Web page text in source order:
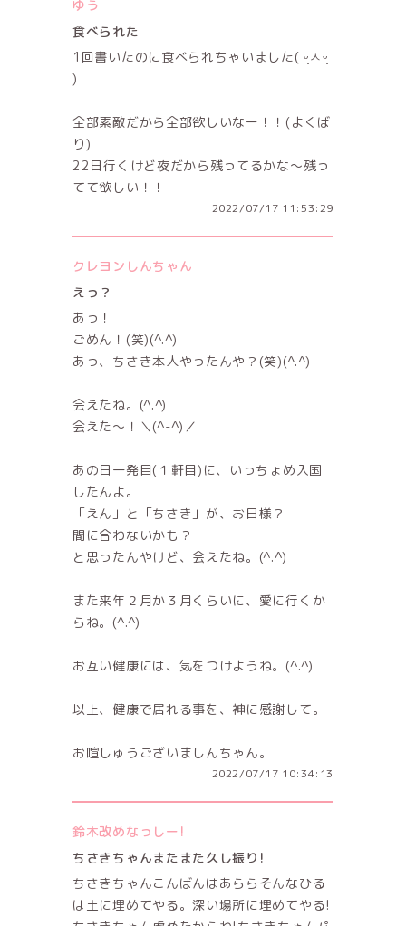
ゆう
食べられた
1回書いたのに食べられちゃいました( ᵕ̩̩ㅅᵕ̩̩
)
全部素敵だから全部欲しいなー！！(よくば
り)
22日行くけど夜だから残ってるかな〜残っ
てて欲しい！！
2022/07/17 11:53:29
クレヨンしんちゃん
えっ？
あっ！
ごめん！(笑)(^.^)
あっ、ちさき本人やったんや？(笑)(^.^)
会えたね。(^.^)
会えた～！＼(^-^)／
あの日一発目(１軒目)に、いっちょめ入国
したんよ。
「えん」と「ちさき」が、お日様？
間に合わないかも？
と思ったんやけど、会えたね。(^.^)
また来年２月か３月くらいに、愛に行くか
らね。(^.^)
お互い健康には、気をつけようね。(^.^)
以上、健康で居れる事を、神に感謝して。
お喧しゅうございましんちゃん。
2022/07/17 10:34:13
鈴木改めなっしー!
ちさきちゃんまたまた久し振り!
ちさきちゃんこんばんはあららそんなひる
は土に埋めてやる。深い場所に埋めてやる!